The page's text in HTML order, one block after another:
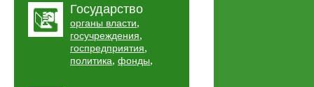
Государство
органы власти,
госучреждения,
госпредприятия,
политика, фонды,